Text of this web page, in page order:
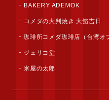
BAKERY ADEMOK
コメダの大判焼き 大餡吉日
珈琲所コメダ珈琲店（台湾オ
ジェリコ堂
米屋の太郎